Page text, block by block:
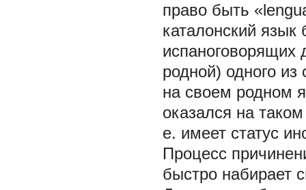
право быть
каталонский язык
испаноговорящих
родной) одного
на своем родном
оказался на
е. имеет статус
Процесс
быстро набирает